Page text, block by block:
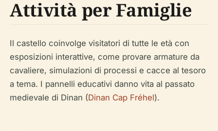
Attività per Famiglie
Il castello coinvolge visitatori di tutte le età con
esposizioni interattive, come provare armature da
cavaliere, simulazioni di processi e cacce al tesoro
a tema. I pannelli educativi danno vita al passato
medievale di Dinan (Dinan Cap Fréhel).